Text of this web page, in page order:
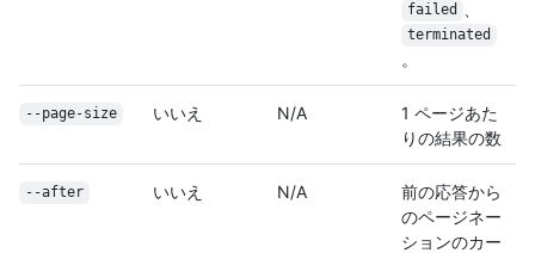
failed
terminated
。
--page-size いいえ N/A
1 ページあた
りの結果の数
--after いいえ N/A
前の応答から
のページネー
ションのカー